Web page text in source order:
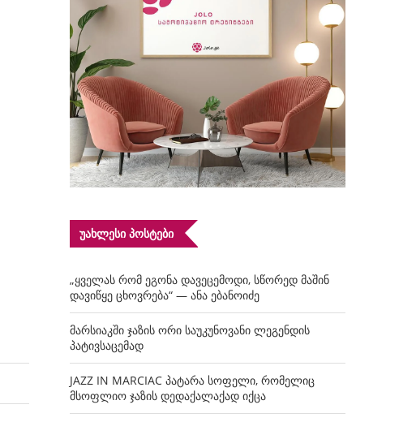
ᲣᲐᲮᲚᲔᲡᲘ ᲞᲝᲡᲢᲔᲑᲘ
„ყველას რომ ეგონა დავეცემოდი, სწორედ მაშინ
დავიწყე ცხოვრება“ — ანა ებანოიძე
მარსიაკში ჯაზის ორი საუკუნოვანი ლეგენდის
პატივსაცემად
JAZZ IN MARCIAC პატარა სოფელი, რომელიც
მსოფლიო ჯაზის დედაქალაქად იქცა